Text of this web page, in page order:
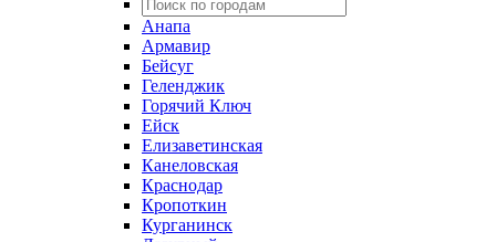
Анапа
Армавир
Бейсуг
Геленджик
Горячий Ключ
Ейск
Елизаветинская
Канеловская
Краснодар
Кропоткин
Курганинск